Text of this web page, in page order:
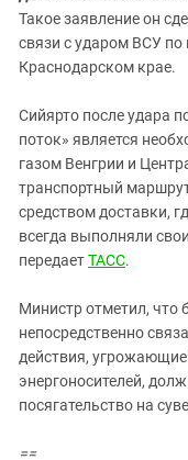
Такое заявление он
связи с ударом ВСУ по
Краснодарском крае.
Сийярто после удара
поток» является
газом Венгрии и
транспортный
средством доставки,
всегда выполняли
передаетТАСС.
Министр отметил, что
непосредственно
действия,
энергоносителей,
посягательство на
==